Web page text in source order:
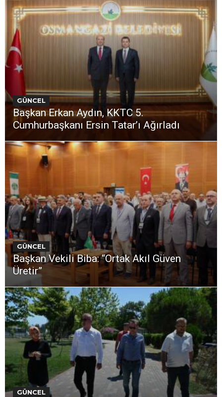
GÜNCEL
Başkan Erkan Aydın, KKTC 5.
Cumhurbaşkanı Ersin Tatar’ı Ağırladı
GÜNCEL
Başkan Vekili Biba: “Ortak Akıl Güven
Üretir”
GÜNCEL